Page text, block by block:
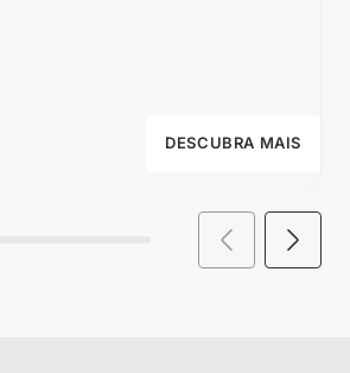
DESCUBRA MAIS